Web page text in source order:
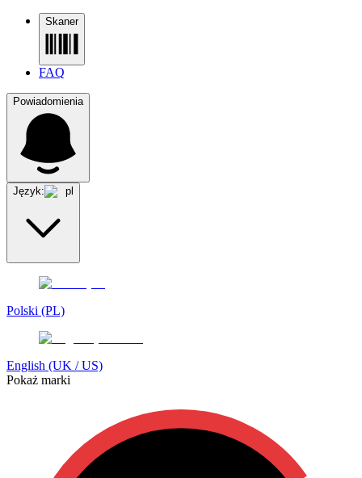
Skaner
FAQ
Powiadomienia
Język: pl
Polski (PL)
English (UK / US)
Pokaż marki